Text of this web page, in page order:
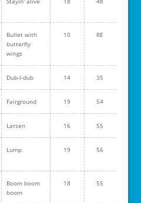
Bullet with
butterfly
wings
10 RE
Dub-I-dub 14 35
Fairground 19 54
Larsen 16 55
Lump 19 56
Boom boom
boom
18 55